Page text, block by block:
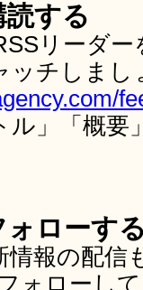
する
リーダ
ッチしま
ル」「概要
ォローす
情報の配
ォローし